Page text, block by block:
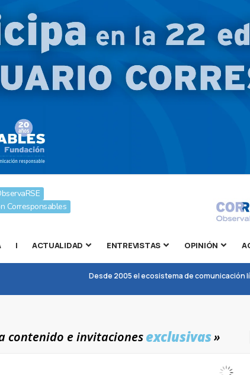
Corresponsables
| ACTUALIDAD ENTREVISTAS OPINIÓN
Desde 2005 el ecosistema de comunicación
contenido e invitacionesexclusivas»